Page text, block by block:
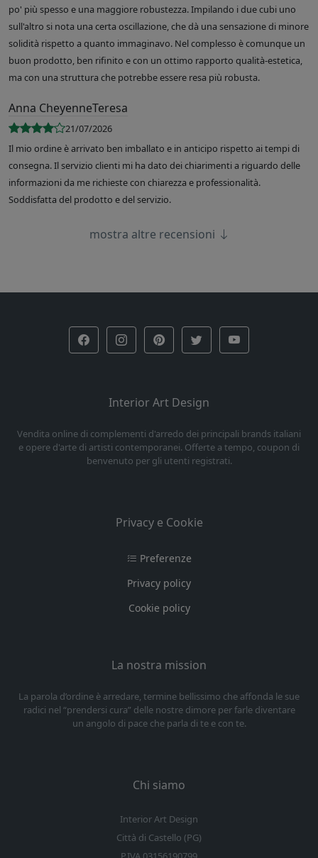
po' più spesso e una maggiore robustezza. Impilando i due cubi uno
sull'altro si nota una certa oscillazione, che dà una sensazione di minore
solidità rispetto a quanto immaginavo. Nel complesso è comunque un
buon prodotto, ben rifinito e con un ottimo rapporto qualità-estetica,
ma con una struttura che potrebbe essere resa più robusta.
Anna CheyenneTeresa
21/07/2026
Il mio ordine è arrivato ben imballato e in anticipo rispetto ai tempi di
consegna. Il servizio clienti mi ha dato dei chiarimenti a riguardo delle
informazioni da me richieste con chiarezza e professionalità.
Soddisfatta del prodotto e del servizio.
mostra altre recensioni
Interior Art Design
Vendita online di complementi d'arredo dei principali brands italiani
e opere d'arte di artisti contemporanei. Offerte a tempo, coupon di
benvenuto per gli utenti registrati.
Privacy e Cookie
Preferenze
Privacy policy
Cookie policy
La nostra mission
La parola d’ordine è arredare, termine bellissimo che affonda le sue
radici nel “prendersi cura” delle nostre dimore per farle diventare
un angolo di pace che parla di te e con te.
Chi siamo
Interior Art Design
Città di Castello (PG)